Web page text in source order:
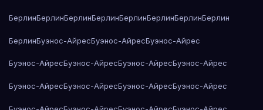
БерлинБерлинБерлинБерлинБерлинБерлинБерлинБерлин
БерлинБуэнос-АйресБуэнос-АйресБуэнос-Айрес
Буэнос-АйресБуэнос-АйресБуэнос-АйресБуэнос-Айрес
Буэнос-АйресБуэнос-АйресБуэнос-АйресБуэнос-Айрес